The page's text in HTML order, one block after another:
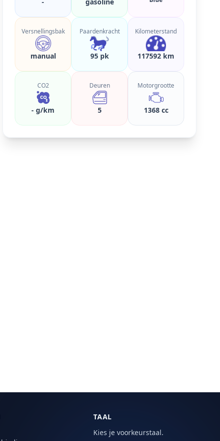
Versnellingsbak
manual
Paardenkracht
95 pk
Kilometerstand
117592 km
CO2
- g/km
Deuren
5
Motorgrootte
1368 cc
TAAL
Kies je voorkeurstaal.